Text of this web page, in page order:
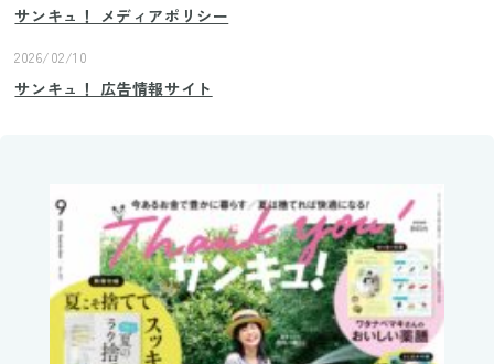
サンキュ！ メディアポリシー
2026/02/10
サンキュ！ 広告情報サイト